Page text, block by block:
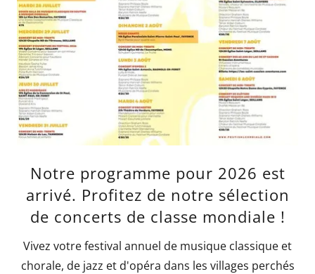
Notre programme pour 2026 est
arrivé. Profitez de notre sélection
de concerts de classe mondiale !
Vivez votre festival annuel de musique classique et
chorale, de jazz et d'opéra dans les villages perchés